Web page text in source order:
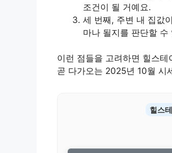
조건이 될 거예요.
세 번째, 주변 내 집값
마나 될지를 판단할
이런 점들을 고려하면 힐스
곧 다가오는 2025년 10월 시
힐스